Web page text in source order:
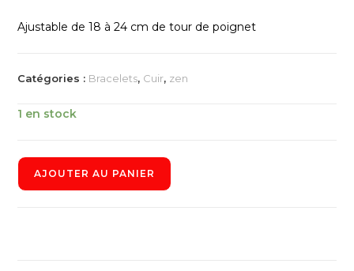
Ajustable de 18 à 24 cm de tour de poignet
Catégories : Bracelets, Cuir, zen
1 en stock
AJOUTER AU PANIER